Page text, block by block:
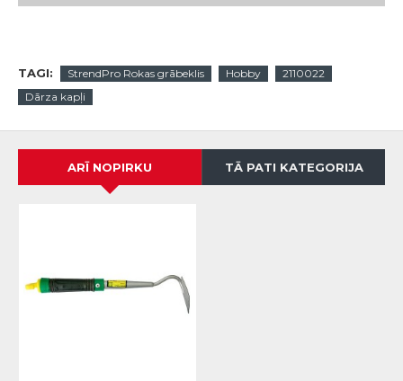
TAGI: StrendPro Rokas grābeklis Hobby
2110022
Dārza kapļi
ARĪ NOPIRKU TĀ PATI KATEGORIJA